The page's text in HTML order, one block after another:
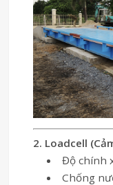
2. Loadcell
Độ chính
Chống